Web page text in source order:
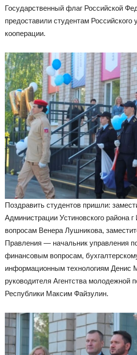
Государственный флаг Российской
предоставили студентам Российского
кооперации.
Поздравить студентов пришли:
Администрации Устиновского района
вопросам Венера Лушникова,
Правления — начальник управления
финансовым вопросам,
информационным технологиям Денис
руководителя Агентства молодежной
Республики Максим Файзулин.